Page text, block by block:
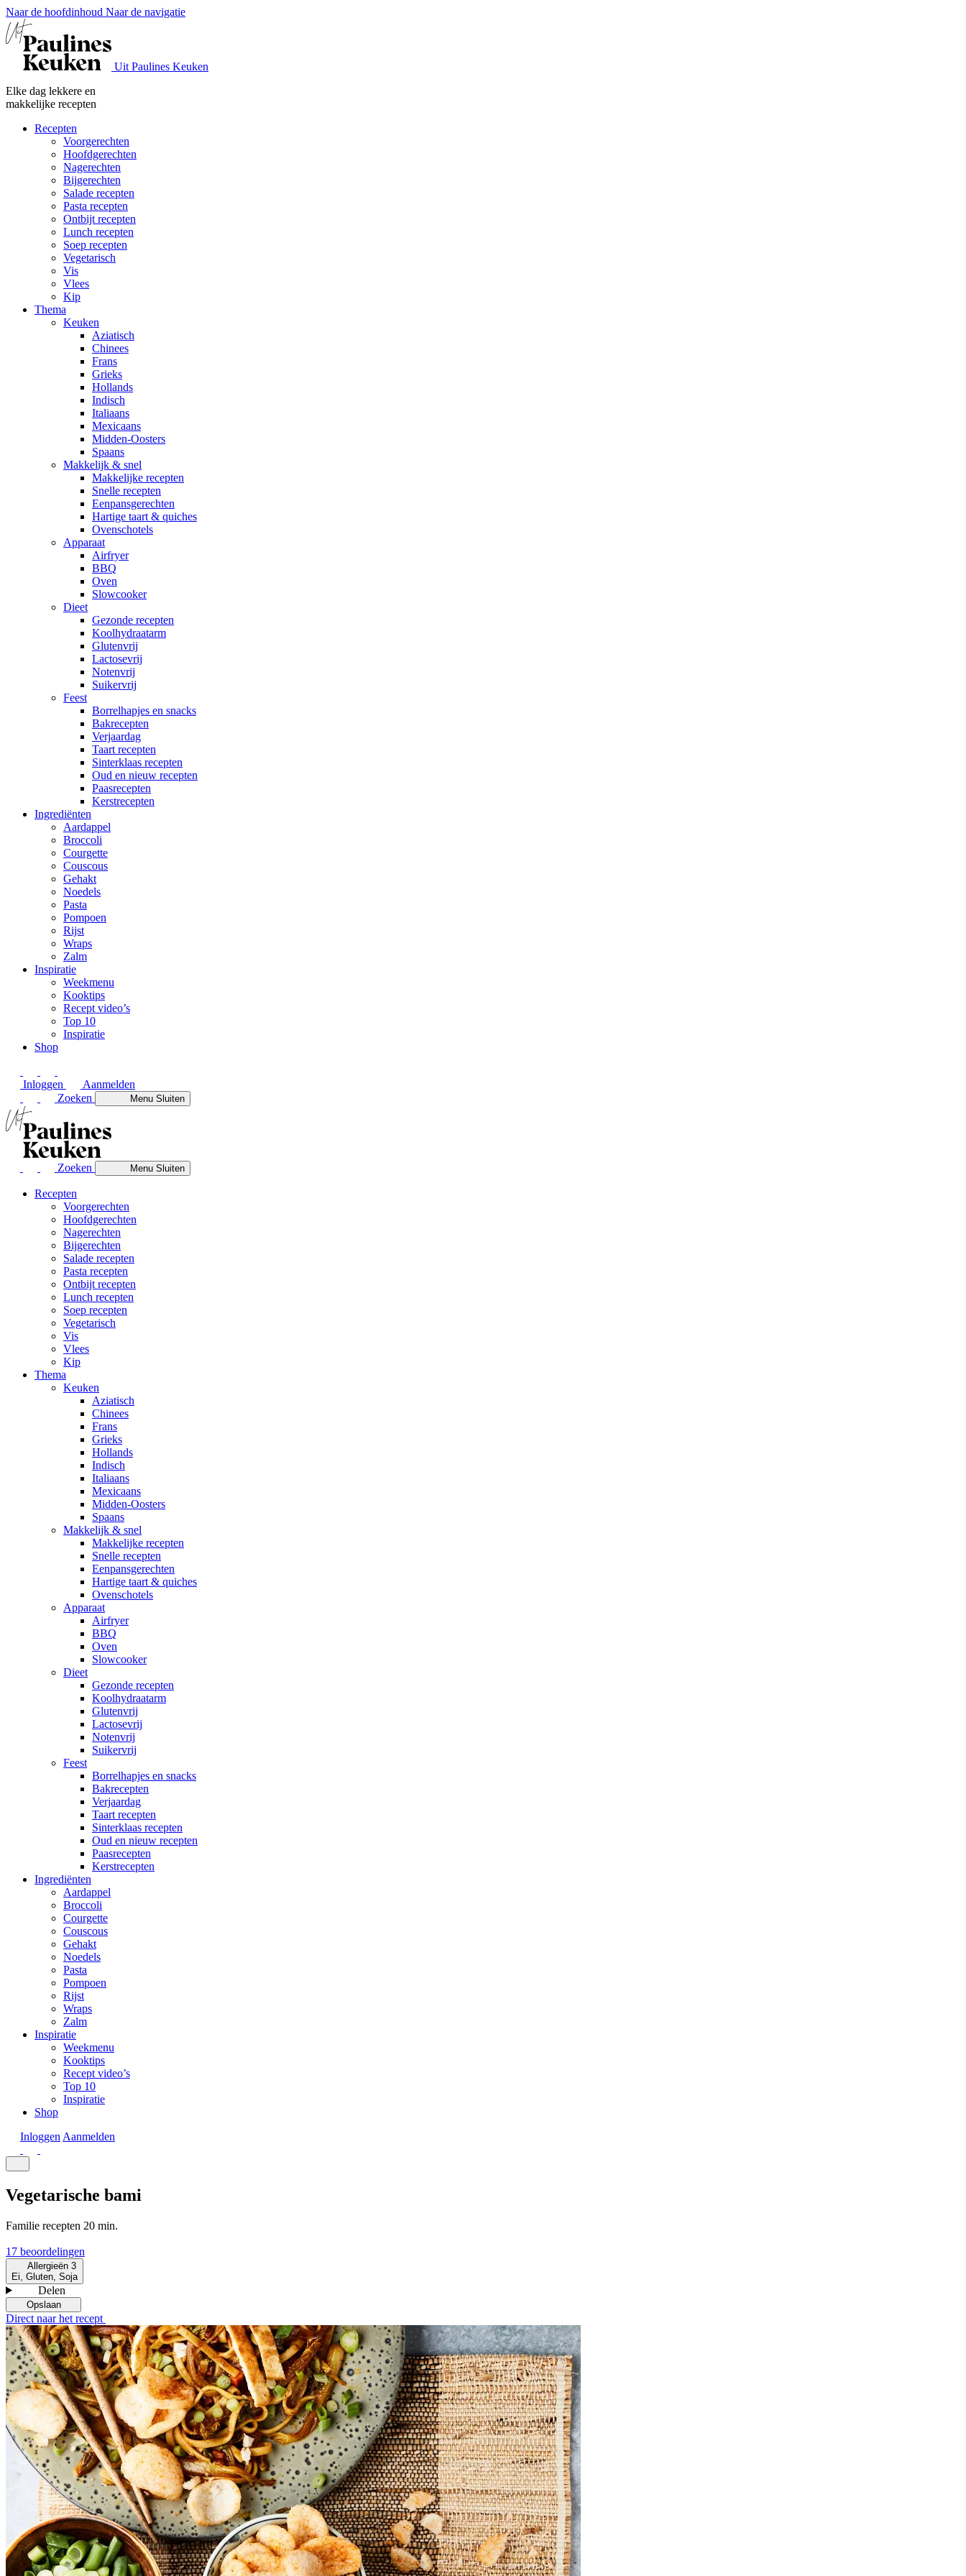
Naar de hoofdinhoud Naar de navigatie
Uit Paulines Keuken
Elke dag lekkere en
makkelijke recepten
Recepten
Voorgerechten
Hoofdgerechten
Nagerechten
Bijgerechten
Salade recepten
Pasta recepten
Ontbijt recepten
Lunch recepten
Soep recepten
Vegetarisch
Vis
Vlees
Kip
Thema
Keuken
Aziatisch
Chinees
Frans
Grieks
Hollands
Indisch
Italiaans
Mexicaans
Midden-Oosters
Spaans
Makkelijk & snel
Makkelijke recepten
Snelle recepten
Eenpansgerechten
Hartige taart & quiches
Ovenschotels
Apparaat
Airfryer
BBQ
Oven
Slowcooker
Dieet
Gezonde recepten
Koolhydraatarm
Glutenvrij
Lactosevrij
Notenvrij
Suikervrij
Feest
Borrelhapjes en snacks
Bakrecepten
Verjaardag
Taart recepten
Sinterklaas recepten
Oud en nieuw recepten
Paasrecepten
Kerstrecepten
Ingrediënten
Aardappel
Broccoli
Courgette
Couscous
Gehakt
Noedels
Pasta
Pompoen
Rijst
Wraps
Zalm
Inspiratie
Weekmenu
Kooktips
Recept video’s
Top 10
Inspiratie
Shop
Inloggen
Aanmelden
Zoeken
MenuSluiten
Zoeken MenuSluiten
Recepten
Voorgerechten
Hoofdgerechten
Nagerechten
Bijgerechten
Salade recepten
Pasta recepten
Ontbijt recepten
Lunch recepten
Soep recepten
Vegetarisch
Vis
Vlees
Kip
Thema
Keuken
Aziatisch
Chinees
Frans
Grieks
Hollands
Indisch
Italiaans
Mexicaans
Midden-Oosters
Spaans
Makkelijk & snel
Makkelijke recepten
Snelle recepten
Eenpansgerechten
Hartige taart & quiches
Ovenschotels
Apparaat
Airfryer
BBQ
Oven
Slowcooker
Dieet
Gezonde recepten
Koolhydraatarm
Glutenvrij
Lactosevrij
Notenvrij
Suikervrij
Feest
Borrelhapjes en snacks
Bakrecepten
Verjaardag
Taart recepten
Sinterklaas recepten
Oud en nieuw recepten
Paasrecepten
Kerstrecepten
Ingrediënten
Aardappel
Broccoli
Courgette
Couscous
Gehakt
Noedels
Pasta
Pompoen
Rijst
Wraps
Zalm
Inspiratie
Weekmenu
Kooktips
Recept video’s
Top 10
Inspiratie
Shop
Inloggen Aanmelden
Vegetarische bami
Familie recepten 20 min.
17 beoordelingen
Allergieën3
Ei, Gluten, Soja
Delen
Opslaan
Direct naar het recept